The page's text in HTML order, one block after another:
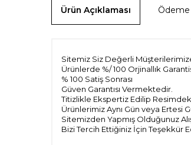
Ürün Açıklaması
Sitemiz Siz Değerli
Ürünlerde %/ 100 Orjinallık
% 100 Satiş Sonrası
Güven Garantısı Vermektedir.
Titizlikle Ekspertiz Edilip
Ürünlerimiz Aynı Gün veya Ertesi
Sitemizden Yapmış Olduğunuz
Bizi Tercih Ettiğiniz İçin Teşekkür